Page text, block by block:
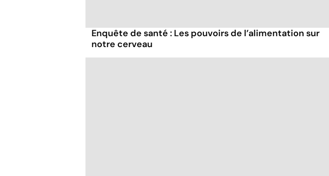
Enquête de santé : Les pouvoirs de l’alimentation sur
notre cerveau